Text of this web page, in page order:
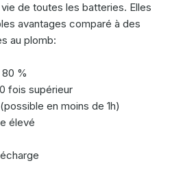
de toutes les batteries. Elles
avantages comparé à des
au plomb:
%
fois supérieur
en moins de 1h)
élevé